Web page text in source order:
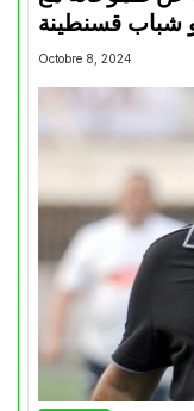
شباب قسنطينة
Octobre 8, 2024